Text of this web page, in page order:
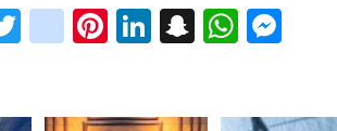
T
wi
in
st
Pi
nt
Li
n
S
n
W
h